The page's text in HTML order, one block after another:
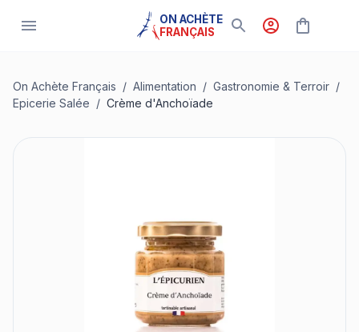
ON ACHÈTE
FRANÇAIS
On Achète Français / Alimentation / Gastronomie & Terroir /
Epicerie Salée / Crème d'Anchoïade